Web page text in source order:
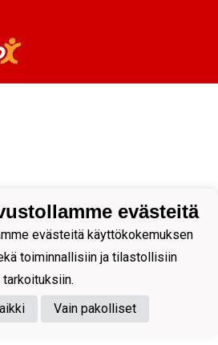
evästeitä
evästeitä käyttökokemuksen
toiminnallisiin ja tilastollisiin
tarkoituksiin.
Vain pakolliset